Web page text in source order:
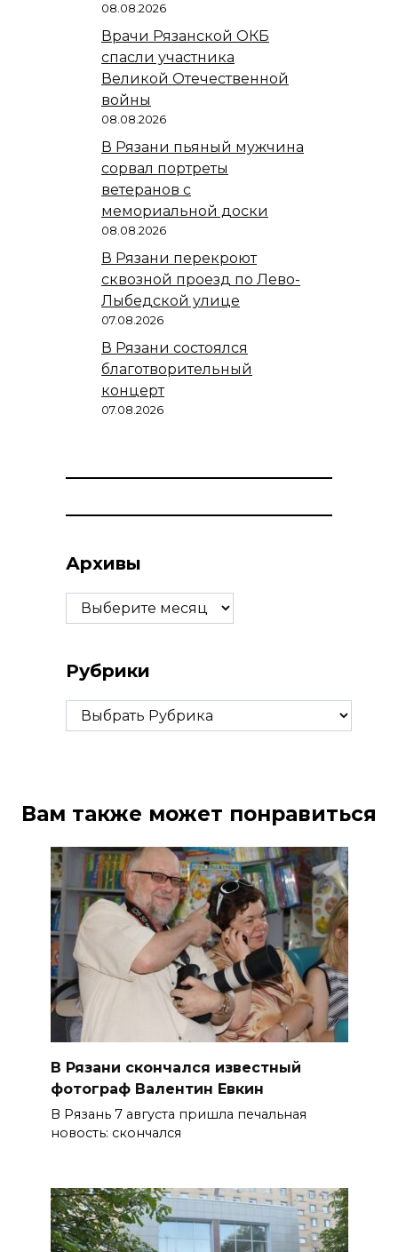
08.08.2026
Врачи Рязанской ОКБ
спасли участника
Великой Отечественной
войны
08.08.2026
В Рязани пьяный мужчина
сорвал портреты
ветеранов с
мемориальной доски
08.08.2026
В Рязани перекроют
сквозной проезд по Лево-
Лыбедской улице
07.08.2026
В Рязани состоялся
благотворительный
концерт
07.08.2026
Архивы
Архивы
Рубрики
Рубрики
Вам также может понравиться
В Рязани скончался известный
фотограф Валентин Евкин
В Рязань 7 августа пришла печальная
новость: скончался